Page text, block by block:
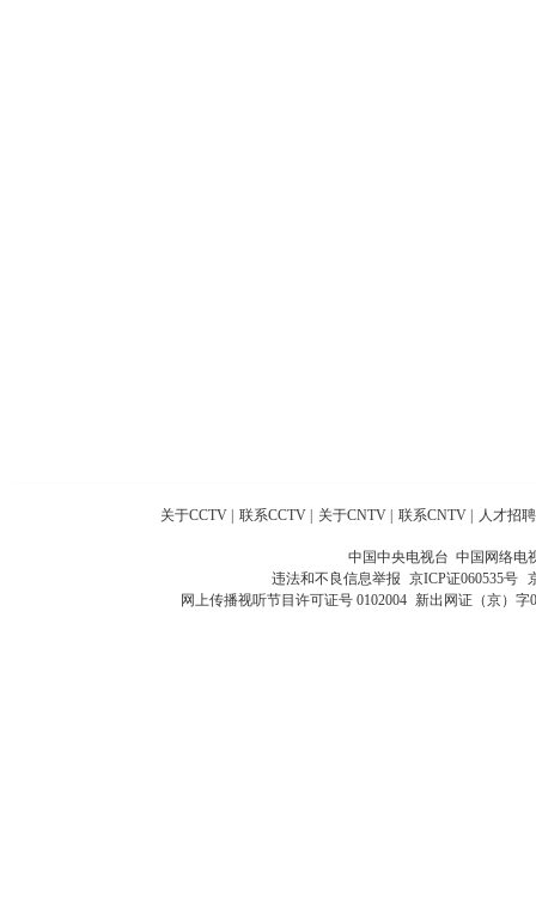
关于CCTV 联系CCTV 关于CNTV 联系CNTV 人才招聘
中国中央电视台 中国网络电
违法和不良信息举报 京ICP证060535号
网上传播视听节目许可证号 0102004 新出网证（京）